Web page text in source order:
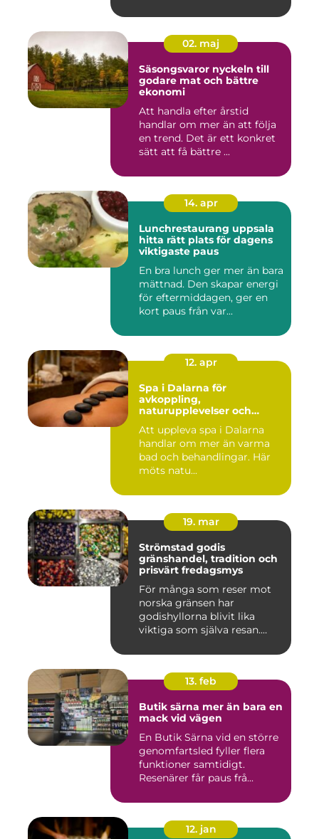
02. maj
Säsongsvaror nyckeln till
godare mat och bättre
ekonomi
Att handla efter årstid
handlar om mer än att följa
en trend. Det är ett konkret
sätt att få bättre ...
14. apr
Lunchrestaurang uppsala
hitta rätt plats för dagens
viktigaste paus
En bra lunch ger mer än bara
mättnad. Den skapar energi
för eftermiddagen, ger en
kort paus från var...
12. apr
Spa i Dalarna för
avkoppling,
naturupplevelser och
Att uppleva spa i Dalarna
handlar om mer än varma
bad och behandlingar. Här
möts natu...
19. mar
Strömstad godis
gränshandel, tradition och
prisvärt fredagsmys
För många som reser mot
norska gränsen har
godishyllorna blivit lika
viktiga som själva resan.
13. feb
Butik särna mer än bara en
mack vid vägen
En Butik Särna vid en större
genomfartsled fyller flera
funktioner samtidigt.
Resenärer får paus frå...
12. jan